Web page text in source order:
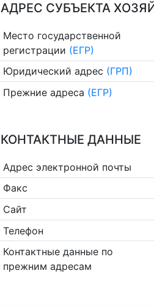
АДРЕС СУБЪЕКТА
Место государственной
регистрации (ЕГР)
Юридический адрес (ГРП)
Прежние адреса (ЕГР)
КОНТАКТНЫЕ ДАННЫЕ
Адрес электронной почты
Факс
Сайт
Телефон
Контактные данные по
прежним адресам